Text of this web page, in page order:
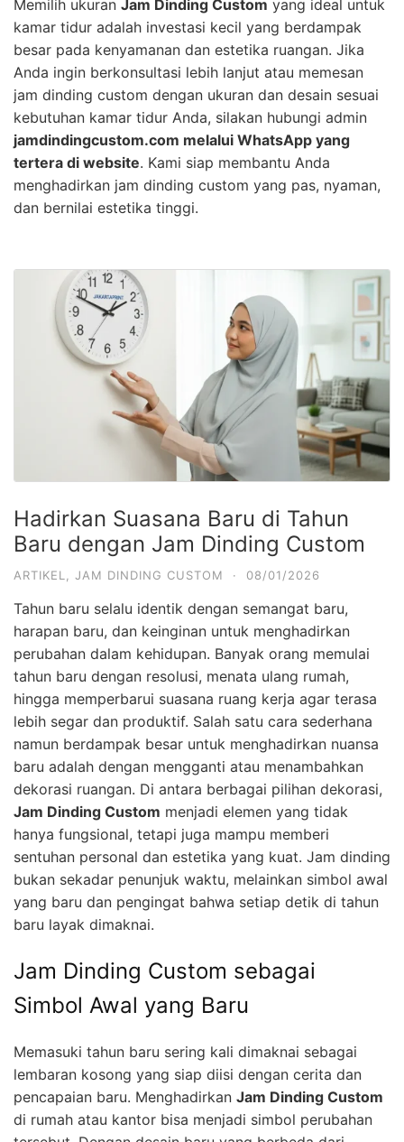
Memilih ukuran Jam Dinding Custom yang ideal untuk
kamar tidur adalah investasi kecil yang berdampak
besar pada kenyamanan dan estetika ruangan. Jika
Anda ingin berkonsultasi lebih lanjut atau memesan
jam dinding custom dengan ukuran dan desain sesuai
kebutuhan kamar tidur Anda, silakan hubungi admin
jamdindingcustom.com melalui WhatsApp yang
tertera di website. Kami siap membantu Anda
menghadirkan jam dinding custom yang pas, nyaman,
dan bernilai estetika tinggi.
Hadirkan Suasana Baru di Tahun
Baru dengan Jam Dinding Custom
ARTIKEL JAM DINDING CUSTOM · 08/01/2026
Tahun baru selalu identik dengan semangat baru,
harapan baru, dan keinginan untuk menghadirkan
perubahan dalam kehidupan. Banyak orang memulai
tahun baru dengan resolusi, menata ulang rumah,
hingga memperbarui suasana ruang kerja agar terasa
lebih segar dan produktif. Salah satu cara sederhana
namun berdampak besar untuk menghadirkan nuansa
baru adalah dengan mengganti atau menambahkan
dekorasi ruangan. Di antara berbagai pilihan dekorasi,
Jam Dinding Custom menjadi elemen yang tidak
hanya fungsional, tetapi juga mampu memberi
sentuhan personal dan estetika yang kuat. Jam dinding
bukan sekadar penunjuk waktu, melainkan simbol awal
yang baru dan pengingat bahwa setiap detik di tahun
baru layak dimaknai.
Jam Dinding Custom sebagai
Simbol Awal yang Baru
Memasuki tahun baru sering kali dimaknai sebagai
lembaran kosong yang siap diisi dengan cerita dan
pencapaian baru. Menghadirkan Jam Dinding Custom
di rumah atau kantor bisa menjadi simbol perubahan